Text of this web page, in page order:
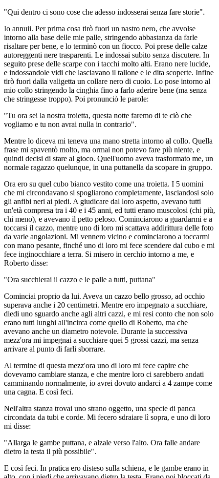
"Qui dentro ci sono cose che adesso indosserai senza fare storie".
Io annuii. Per prima cosa tirò fuori un nastro nero, che avvolse
intorno alla base delle mie palle, stringendo abbastanza da farle
risaltare per bene, e lo terminò con un fiocco. Poi prese delle calze
autoreggenti nere trasparenti. Le indossai subito senza discutere. In
seguito prese delle scarpe con i tacchi molto alti. Erano nere lucide,
e indossandole vidi che lasciavano il tallone e le dita scoperte. Infine
tirò fuori dalla valigetta un collare nero di cuoio. Lo pose intorno al
mio collo stringendo la cinghia fino a farlo aderire bene (ma senza
che stringesse troppo). Poi pronunciò le parole:
"Tu ora sei la nostra troietta, questa notte faremo di te ciò che
vogliamo e tu non avrai nulla in contrario".
Mentre lo diceva mi teneva una mano stretta intorno al collo. Quella
frase mi spaventò molto, ma ormai non potevo fare più niente, e
quindi decisi di stare al gioco. Quell'uomo aveva trasformato me, un
normale ragazzo quelunque, in una puttanella da scopare in gruppo.
Ora ero su quel cubo bianco vestito come una troietta. I 5 uomini
che mi circondavano si spogliarono completamente, lasciandosi solo
gli anfibi neri ai piedi. A giudicare dal loro aspetto, avevano tutti
un'età compresa tra i 40 e i 45 anni, ed tutti erano muscolosi (chi più,
chi meno), e avevano il petto peloso. Cominciarono a guardarmi e a
toccarsi il cazzo, mentre uno di loro mi scattava addirittura delle foto
da varie angolazioni. Mi vennero vicino e cominciarono a toccarmi
con mano pesante, finché uno di loro mi fece scendere dal cubo e mi
fece inginocchiare a terra. Si misero in cerchio intorno a me, e
Roberto disse:
"Ora succhierai il cazzo e le palle a tutti, puttana"
Cominciai proprio da lui. Aveva un cazzo bello grosso, ad occhio
superava anche i 20 centimetri. Mentre ero impegnato a succhiare,
diedi uno sguardo anche agli altri cazzi, e mi resi conto che non solo
erano tutti lunghi all'incirca come quello di Roberto, ma che
avevano anche un diametro notevole. Durante la successiva
mezz'ora mi impegnai a succhiare quei 5 grossi cazzi, ma senza
arrivare al punto di farli sborrare.
Al termine di questa mezz'ora uno di loro mi fece capire che
dovevamo cambiare stanza, e che mentre loro ci sarebbero andati
camminando normalmente, io avrei dovuto andarci a 4 zampe come
una cagna. E così feci.
Nell'altra stanza trovai uno strano oggetto, una specie di panca
circondata da tubi e corde. Mi fecero sdraiare lì sopra, e uno di loro
mi disse:
"Allarga le gambe puttana, e alzale verso l'alto. Ora falle andare
dietro la testa il più possibile".
E così feci. In pratica ero disteso sulla schiena, e le gambe erano in